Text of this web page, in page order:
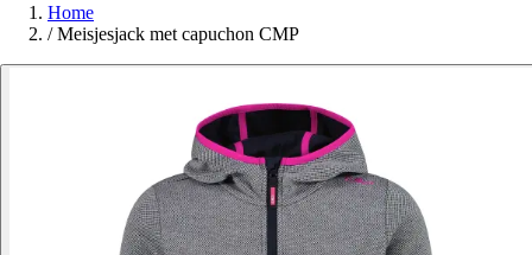
Home
/ Meisjesjack met capuchon CMP